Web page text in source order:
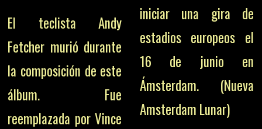
El teclista Andy
Fetcher murió durante
la composición de este
álbum. Fue
reemplazada por Vince
iniciar una gira de
estadios europeos el
16 de junio en
Ámsterdam. (Nueva
Amsterdam Lunar)